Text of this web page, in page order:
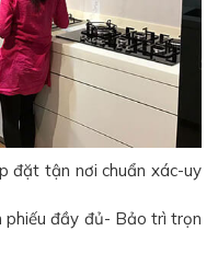
đặt tận nơi chuẩn xác-uy
phiếu đầy đủ- Bảo trì trọn